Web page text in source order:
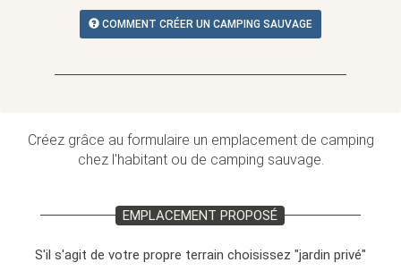
COMMENT CRÉER UN CAMPING SAUVAGE
Créez grâce au formulaire un emplacement de camping
chez l'habitant ou de camping sauvage.
EMPLACEMENT PROPOSÉ
S'il s'agit de votre propre terrain choisissez "jardin privé"